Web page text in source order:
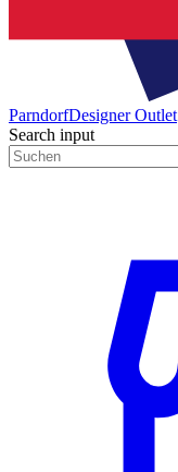
ParndorfDesigner Outlet
Search input